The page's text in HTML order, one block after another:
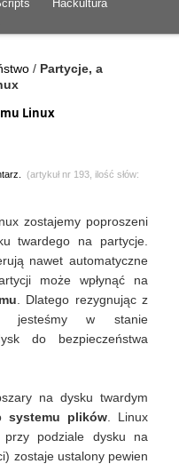
Hackultura
/ Partycje, a
Linux
(artykuł nr 193, ilość słów:
zostajemy poproszeni
twardego na partycje.
nawet automatyczne
może wpłynąć na
. Dlatego rezygnując z
jesteśmy w stanie
do bezpieczeństwa
na dysku twardym
systemu plików . Linux
podziale dysku na
zostaje ustalony pewien